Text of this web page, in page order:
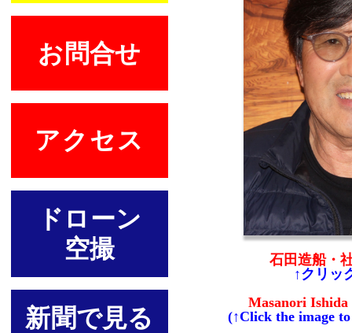
お問合せ
アクセス
ドローン
空撮
新聞で見る
石田造船・
↑クリッ
Masanori
(↑Click the image